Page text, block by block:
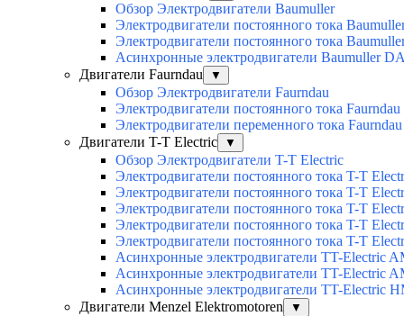
Обзор Электродвигатели Baumuller
Электродвигатели постоянного тока
Электродвигатели постоянного тока
Асинхронные электродвигатели Baumuller
Двигатели Faurndau
▼
Обзор Электродвигатели Faurndau
Электродвигатели постоянного тока Faurndau
Электродвигатели переменного тока
Двигатели T-T Electric
▼
Обзор Электродвигатели T-T Electric
Электродвигатели постоянного тока T-T
Электродвигатели постоянного тока T-T
Электродвигатели постоянного тока T-T
Электродвигатели постоянного тока T-T
Электродвигатели постоянного тока T-T
Асинхронные электродвигатели TT-Electric
Асинхронные электродвигатели TT-Electric
Асинхронные электродвигатели TT-Electric
Двигатели Menzel Elektromotoren
▼